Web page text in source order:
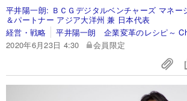
平井陽一朗: ＢＣＧデジタルベンチャーズ マネー
＆パートナー アジア大洋州 兼 日本代表
経営・戦略
平井陽一朗 企業変革のレシピ～
2020年6月23日 4:30
会員限定